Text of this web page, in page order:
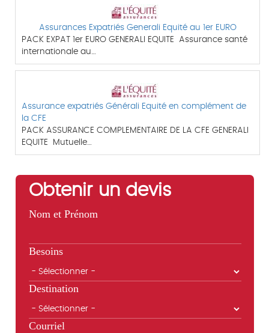
Assurances Expatriés Generali Equité au 1er EURO
PACK EXPAT 1er EURO GENERALI EQUITE Assurance santé
internationale au…
Assurance expatriés Générali Equité en complément de
la CFE
PACK ASSURANCE COMPLEMENTAIRE DE LA CFE GENERALI
EQUITE Mutuelle…
Obtenir un devis
Nom et Prénom
Besoins
Destination
Courriel